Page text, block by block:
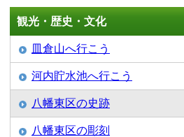
観光・歴史・文化
皿倉山へ行こう
河内貯水池へ行こう
八幡東区の史跡
八幡東区の彫刻